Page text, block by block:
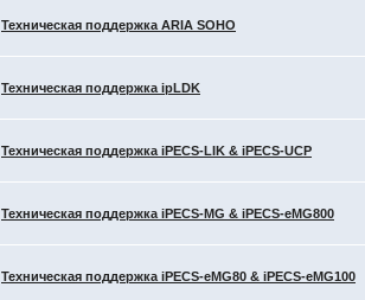
Техническая поддержка ARIA SOHO
Техническая поддержка ipLDK
Техническая поддержка iPECS-LIK & iPECS-UCP
Техническая поддержка iPECS-MG & iPECS-eMG800
Техническая поддержка iPECS-eMG80 & iPECS-eMG100